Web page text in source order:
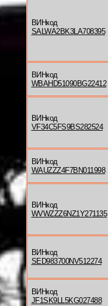
ВИНкод
SALWA2BK3LA708395
ВИНкод
WBAHD51090BG22412
ВИНкод
VF34C5FS9BS282524
ВИНкод
WAUZZZ4F7BN011998
ВИНкод
WVWZZZ6NZ1Y271135
ВИНкод
SED983700NV512274
ВИНкод
JF1SK9LL5KG027488